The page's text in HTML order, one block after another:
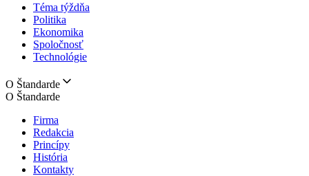
Téma týždňa
Politika
Ekonomika
Spoločnosť
Technológie
O Štandarde
O Štandarde
Firma
Redakcia
Princípy
História
Kontakty